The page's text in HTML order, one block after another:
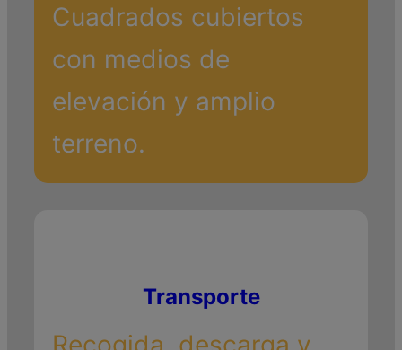
Cuadrados cubiertos
con medios de
elevación y amplio
terreno.
Transporte